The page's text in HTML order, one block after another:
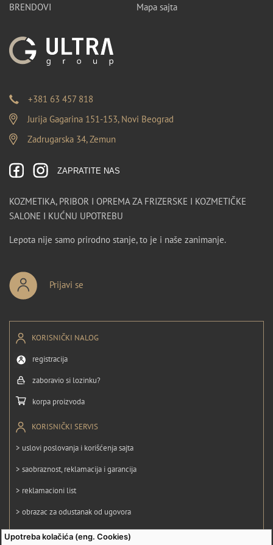
Upotreba kolačića (eng. Cookies)
BRENDOVI
Mapa sajta
+381 63 457 818
Jurija Gagarina 151-153, Novi Beograd
Zadrugarska 34, Zemun
ZAPRATITE NAS
KOZMETIKA, PRIBOR I OPREMA ZA FRIZERSKE I KOZMETIČKE
SALONE I KUĆNU UPOTREBU
Lepota nije samo prirodno stanje, to je i naše zanimanje.
Prijavi se
KORISNIČKI NALOG
registracija
zaboravio si lozinku?
korpa proizvoda
KORISNIČKI SERVIS
> uslovi poslovanja i korišćenja sajta
> saobraznost, reklamacija i garancija
> reklamacioni list
> obrazac za odustanak od ugovora
> politika privatnosti